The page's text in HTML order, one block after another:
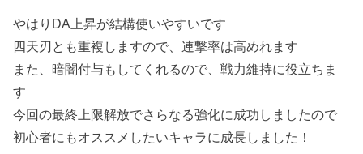
やはりDA上昇が結構使いやすいです
四天刃とも重複しますので、連撃率は高めれます
また、暗闇付与もしてくれるので、戦力維持に役立ちま
す
今回の最終上限解放でさらなる強化に成功しましたので
初心者にもオススメしたいキャラに成長しました！